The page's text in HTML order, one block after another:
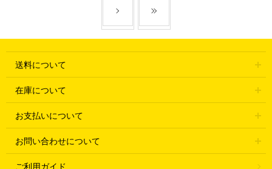
送料について
在庫について
お支払いについて
お問い合わせについて
ご利用ガイド